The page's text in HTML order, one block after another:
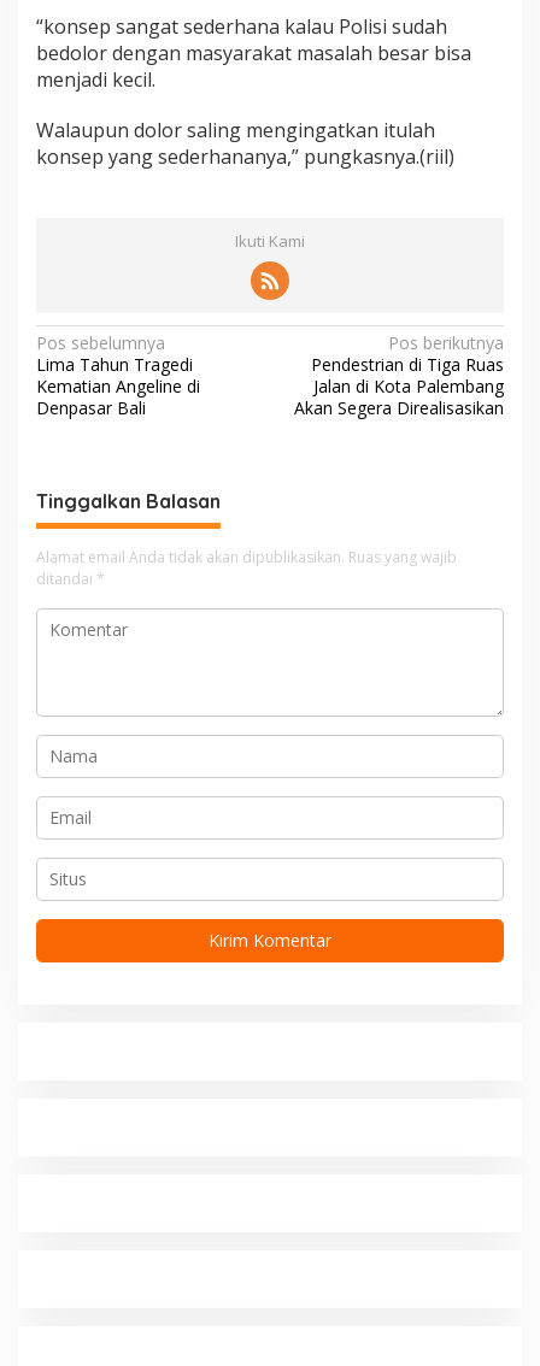
“konsep sangat sederhana kalau Polisi sudah
bedolor dengan masyarakat masalah besar bisa
menjadi kecil.
Walaupun dolor saling mengingatkan itulah
konsep yang sederhananya,” pungkasnya.(riil)
Ikuti Kami
N
a
v
g
a
s
i
p
Pos sebelumnya
Lima Tahun Tragedi
Kematian Angeline di
Denpasar Bali
Pos berikutnya
Pendestrian di Tiga Ruas
Jalan di Kota Palembang
Akan Segera Direalisasikan
Tinggalkan Balasan
Alamat email Anda tidak akan dipublikasikan. Ruas yang wajib
ditandai *